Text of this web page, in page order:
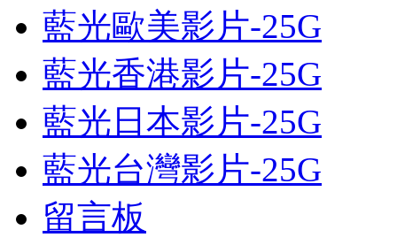
藍光歐美影片-25G
藍光香港影片-25G
藍光日本影片-25G
藍光台灣影片-25G
留言板